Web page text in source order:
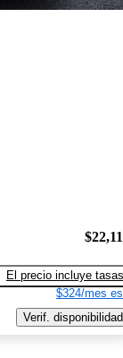
El precio incluye tasas
$324/mes
Verif. disponibilidad